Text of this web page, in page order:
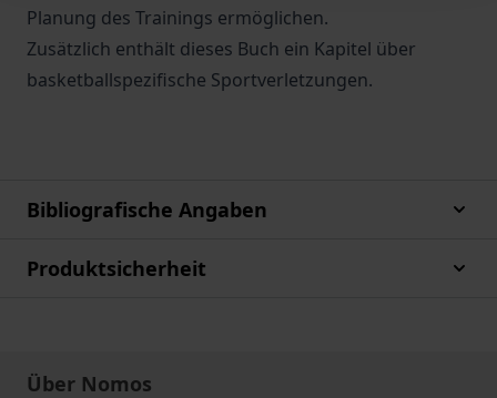
Planung des Trainings ermöglichen.
Zusätzlich enthält dieses Buch ein Kapitel über
basketballspezifische Sportverletzungen.
Bibliografische Angaben
Produktsicherheit
Über Nomos